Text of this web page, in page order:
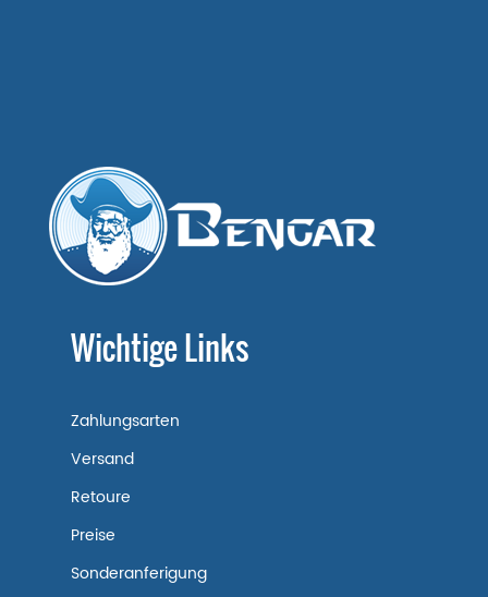
Wichtige Links
Zahlungsarten
Versand
Retoure
Preise
Sonderanferigung